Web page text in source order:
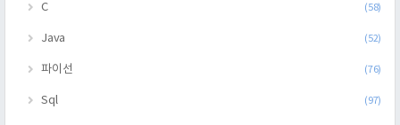
C (58)
Java (52)
파이선 (76)
Sql (97)